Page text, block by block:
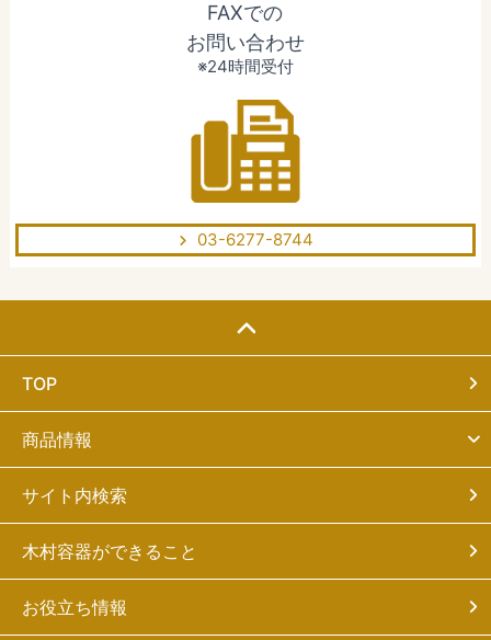
FAXでの
お問い合わせ
※24時間受付
03-6277-8744
TOP
商品情報
サイト内検索
木村容器ができること
お役立ち情報